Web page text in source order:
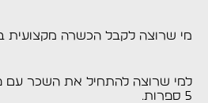
מי שרוצה לקבל הכשרה מקצועית
למי שרוצה להתחיל את השכר עם
5 ספרות.